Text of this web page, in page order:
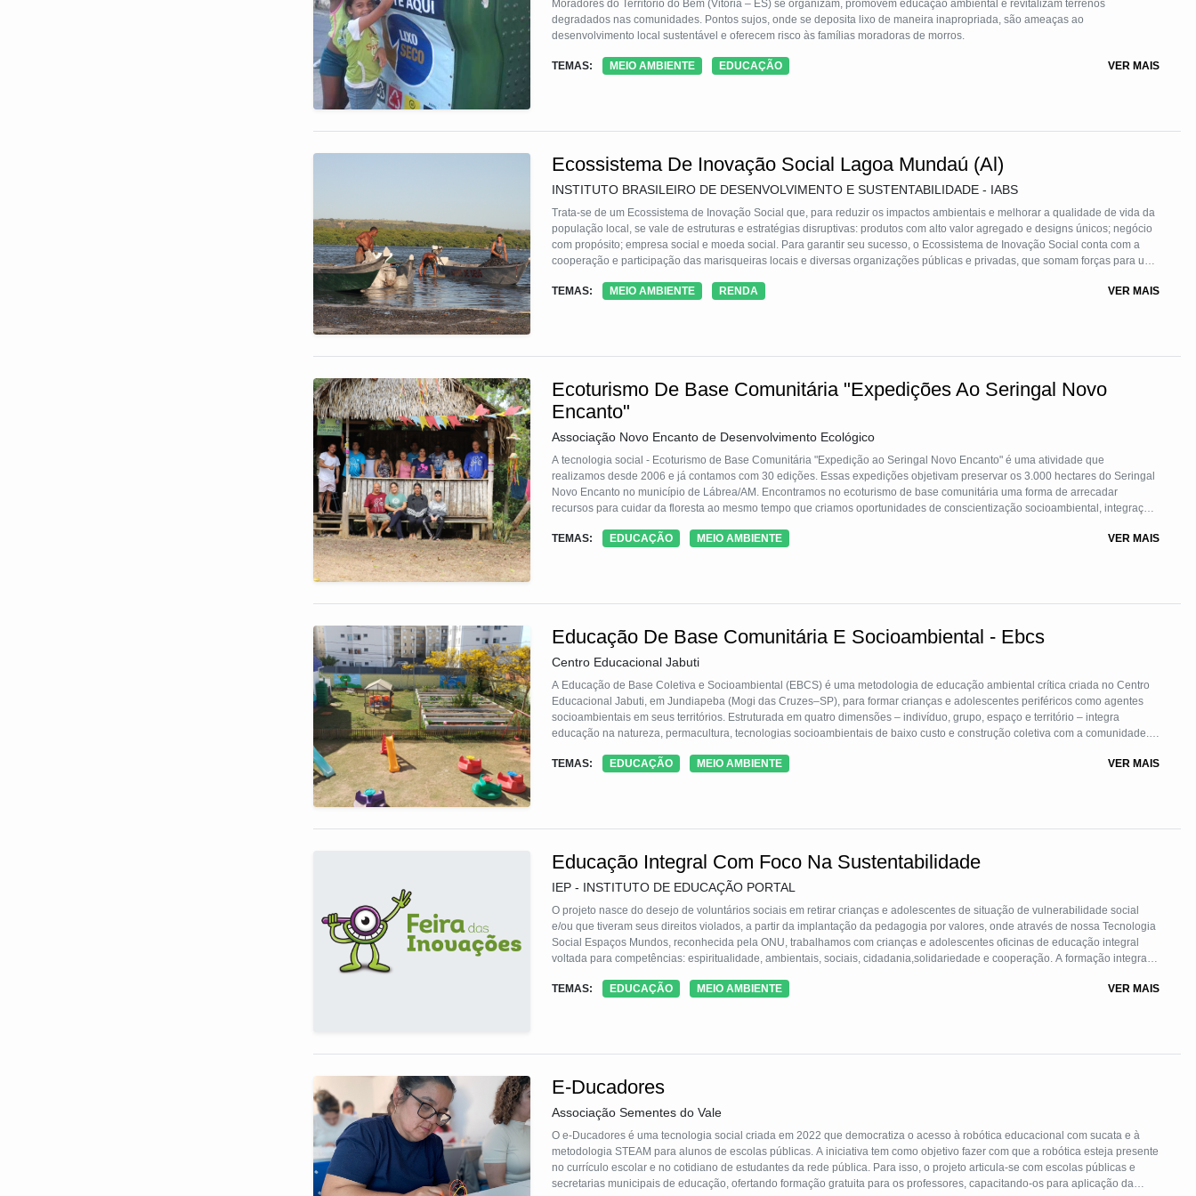
Moradores do Território do Bem (Vitória – ES) se organizam, promovem educação ambiental e revitalizam terrenos
degradados nas comunidades. Pontos sujos, onde se deposita lixo de maneira inapropriada, são ameaças ao
desenvolvimento local sustentável e oferecem risco às famílias moradoras de morros.
TEMAS: MEIO AMBIENTE EDUCAÇÃO VER MAIS
Ecossistema De Inovação Social Lagoa Mundaú (Al)
INSTITUTO BRASILEIRO DE DESENVOLVIMENTO E SUSTENTABILIDADE - IABS
Trata-se de um Ecossistema de Inovação Social que, para reduzir os impactos ambientais e melhorar a qualidade de vida da
população local, se vale de estruturas e estratégias disruptivas: produtos com alto valor agregado e designs únicos; negócio
com propósito; empresa social e moeda social. Para garantir seu sucesso, o Ecossistema de Inovação Social conta com a
cooperação e participação das marisqueiras locais e diversas organizações públicas e privadas, que somam forças para uma
uma empresa social foi estabelecida formalmente, para fins de cumprir as etapas burocráticas e garantir que 100% do lucro
empresa social
TEMAS: MEIO AMBIENTE RENDA VER MAIS
Ecoturismo De Base Comunitária "Expedições Ao Seringal Novo
Encanto"
Associação Novo Encanto de Desenvolvimento Ecológico
A tecnologia social - Ecoturismo de Base Comunitária "Expedição ao Seringal Novo Encanto" é uma atividade que
realizamos desde 2006 e já contamos com 30 edições. Essas expedições objetivam preservar os 3.000 hectares do Seringal
Novo Encanto no município de Lábrea/AM. Encontramos no ecoturismo de base comunitária uma forma de arrecadar
recursos para cuidar da floresta ao mesmo tempo que criamos oportunidades de conscientização socioambiental, integração
do modo de vida seringueiro realizadas por comunitários como seringueiros, mateiros e raizeiras.
TEMAS: EDUCAÇÃO MEIO AMBIENTE VER MAIS
Educação De Base Comunitária E Socioambiental - Ebcs
Centro Educacional Jabuti
A Educação de Base Coletiva e Socioambiental (EBCS) é uma metodologia de educação ambiental crítica criada no Centro
Educacional Jabuti, em Jundiapeba (Mogi das Cruzes–SP), para formar crianças e adolescentes periféricos como agentes
socioambientais em seus territórios. Estruturada em quatro dimensões – indivíduo, grupo, espaço e território – integra
educação na natureza, permacultura, tecnologias socioambientais de baixo custo e construção coletiva com a comunidade. A
TEMAS:
EDUCAÇÃO MEIO AMBIENTE VER MAIS
Educação Integral Com Foco Na Sustentabilidade
IEP - INSTITUTO DE EDUCAÇÃO PORTAL
O projeto nasce do desejo de voluntários sociais em retirar crianças e adolescentes de situação de vulnerabilidade social
e/ou que tiveram seus direitos violados, a partir da implantação da pedagogia por valores, onde através de nossa Tecnologia
Social Espaços Mundos, reconhecida pela ONU, trabalhamos com crianças e adolescentes oficinas de educação integral
voltada para competências: espiritualidade, ambientais, sociais, cidadania,solidariedade e cooperação. A formação integral
comunidade e para isso propõe-se um novo arranjo educativo, em conexão com o território. Assumimos o compromisso do
bem estar, Objetivo 4 Educação com qualidade, Objetivo 5 igualdade de gênero, Objetivo 13 combate as alterações
TEMAS: EDUCAÇÃO MEIO AMBIENTE VER MAIS
E-Ducadores
Associação Sementes do Vale
O e-Ducadores é uma tecnologia social criada em 2022 que democratiza o acesso à robótica educacional com sucata e à
metodologia STEAM para alunos de escolas públicas. A iniciativa tem como objetivo fazer com que a robótica esteja presente
no currículo escolar e no cotidiano de estudantes da rede pública. Para isso, o projeto articula-se com escolas públicas e
secretarias municipais de educação, ofertando formação gratuita para os professores, capacitando-os para aplicação da